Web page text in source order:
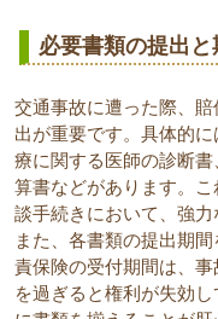
必要書類の提出と
交通事故に遭った際、
出が重要です。具体的
療に関する医師の診断
算書などがあります。
談手続きにおいて、強力
また、各書類の提出期
責保険の受付期間は、
を過ぎると権利が失効